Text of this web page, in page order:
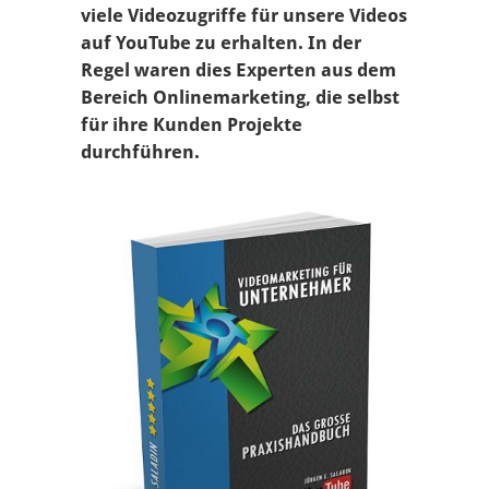
viele Videozugriffe für unsere Videos
auf YouTube zu erhalten. In der
Regel waren dies Experten aus dem
Bereich Onlinemarketing, die selbst
für ihre Kunden Projekte
durchführen.